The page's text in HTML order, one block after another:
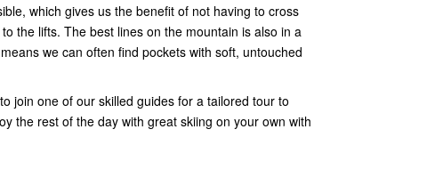
which gives us the benefit of not having to cross
the lifts. The best lines on the mountain is also in a
we can often find pockets with soft, untouched
join one of our skilled guides for a tailored tour to
the rest of the day with great skiing on your own with